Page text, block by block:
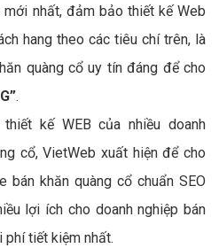
nhất, đảm bảo thiết kế Web
hang theo các tiêu chí trên, là
quàng cổ uy tín đáng để cho
.
kế WEB của nhiều doanh
cổ, VietWeb xuất hiện để cho
bán khăn quàng cổ chuẩn SEO
lợi ích cho doanh nghiệp bán
phí tiết kiệm nhất.